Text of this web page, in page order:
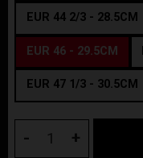
EUR 44 2/3 - 28.5CM
EUR 46 - 29.5CM
EUR 47 1/3 - 30.5CM
+
-